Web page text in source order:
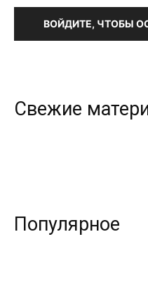
ВОЙДИТЕ, ЧТОБЫ
Свежие
Популярное